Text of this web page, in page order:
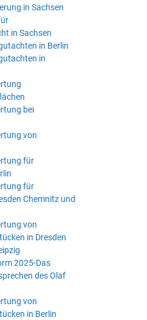
in Sachsen
in Sachsen
in Berlin
in
bei
von
für
für
Chemnitz und
von
in Dresden
2025-Das
des Olaf
von
in Berlin